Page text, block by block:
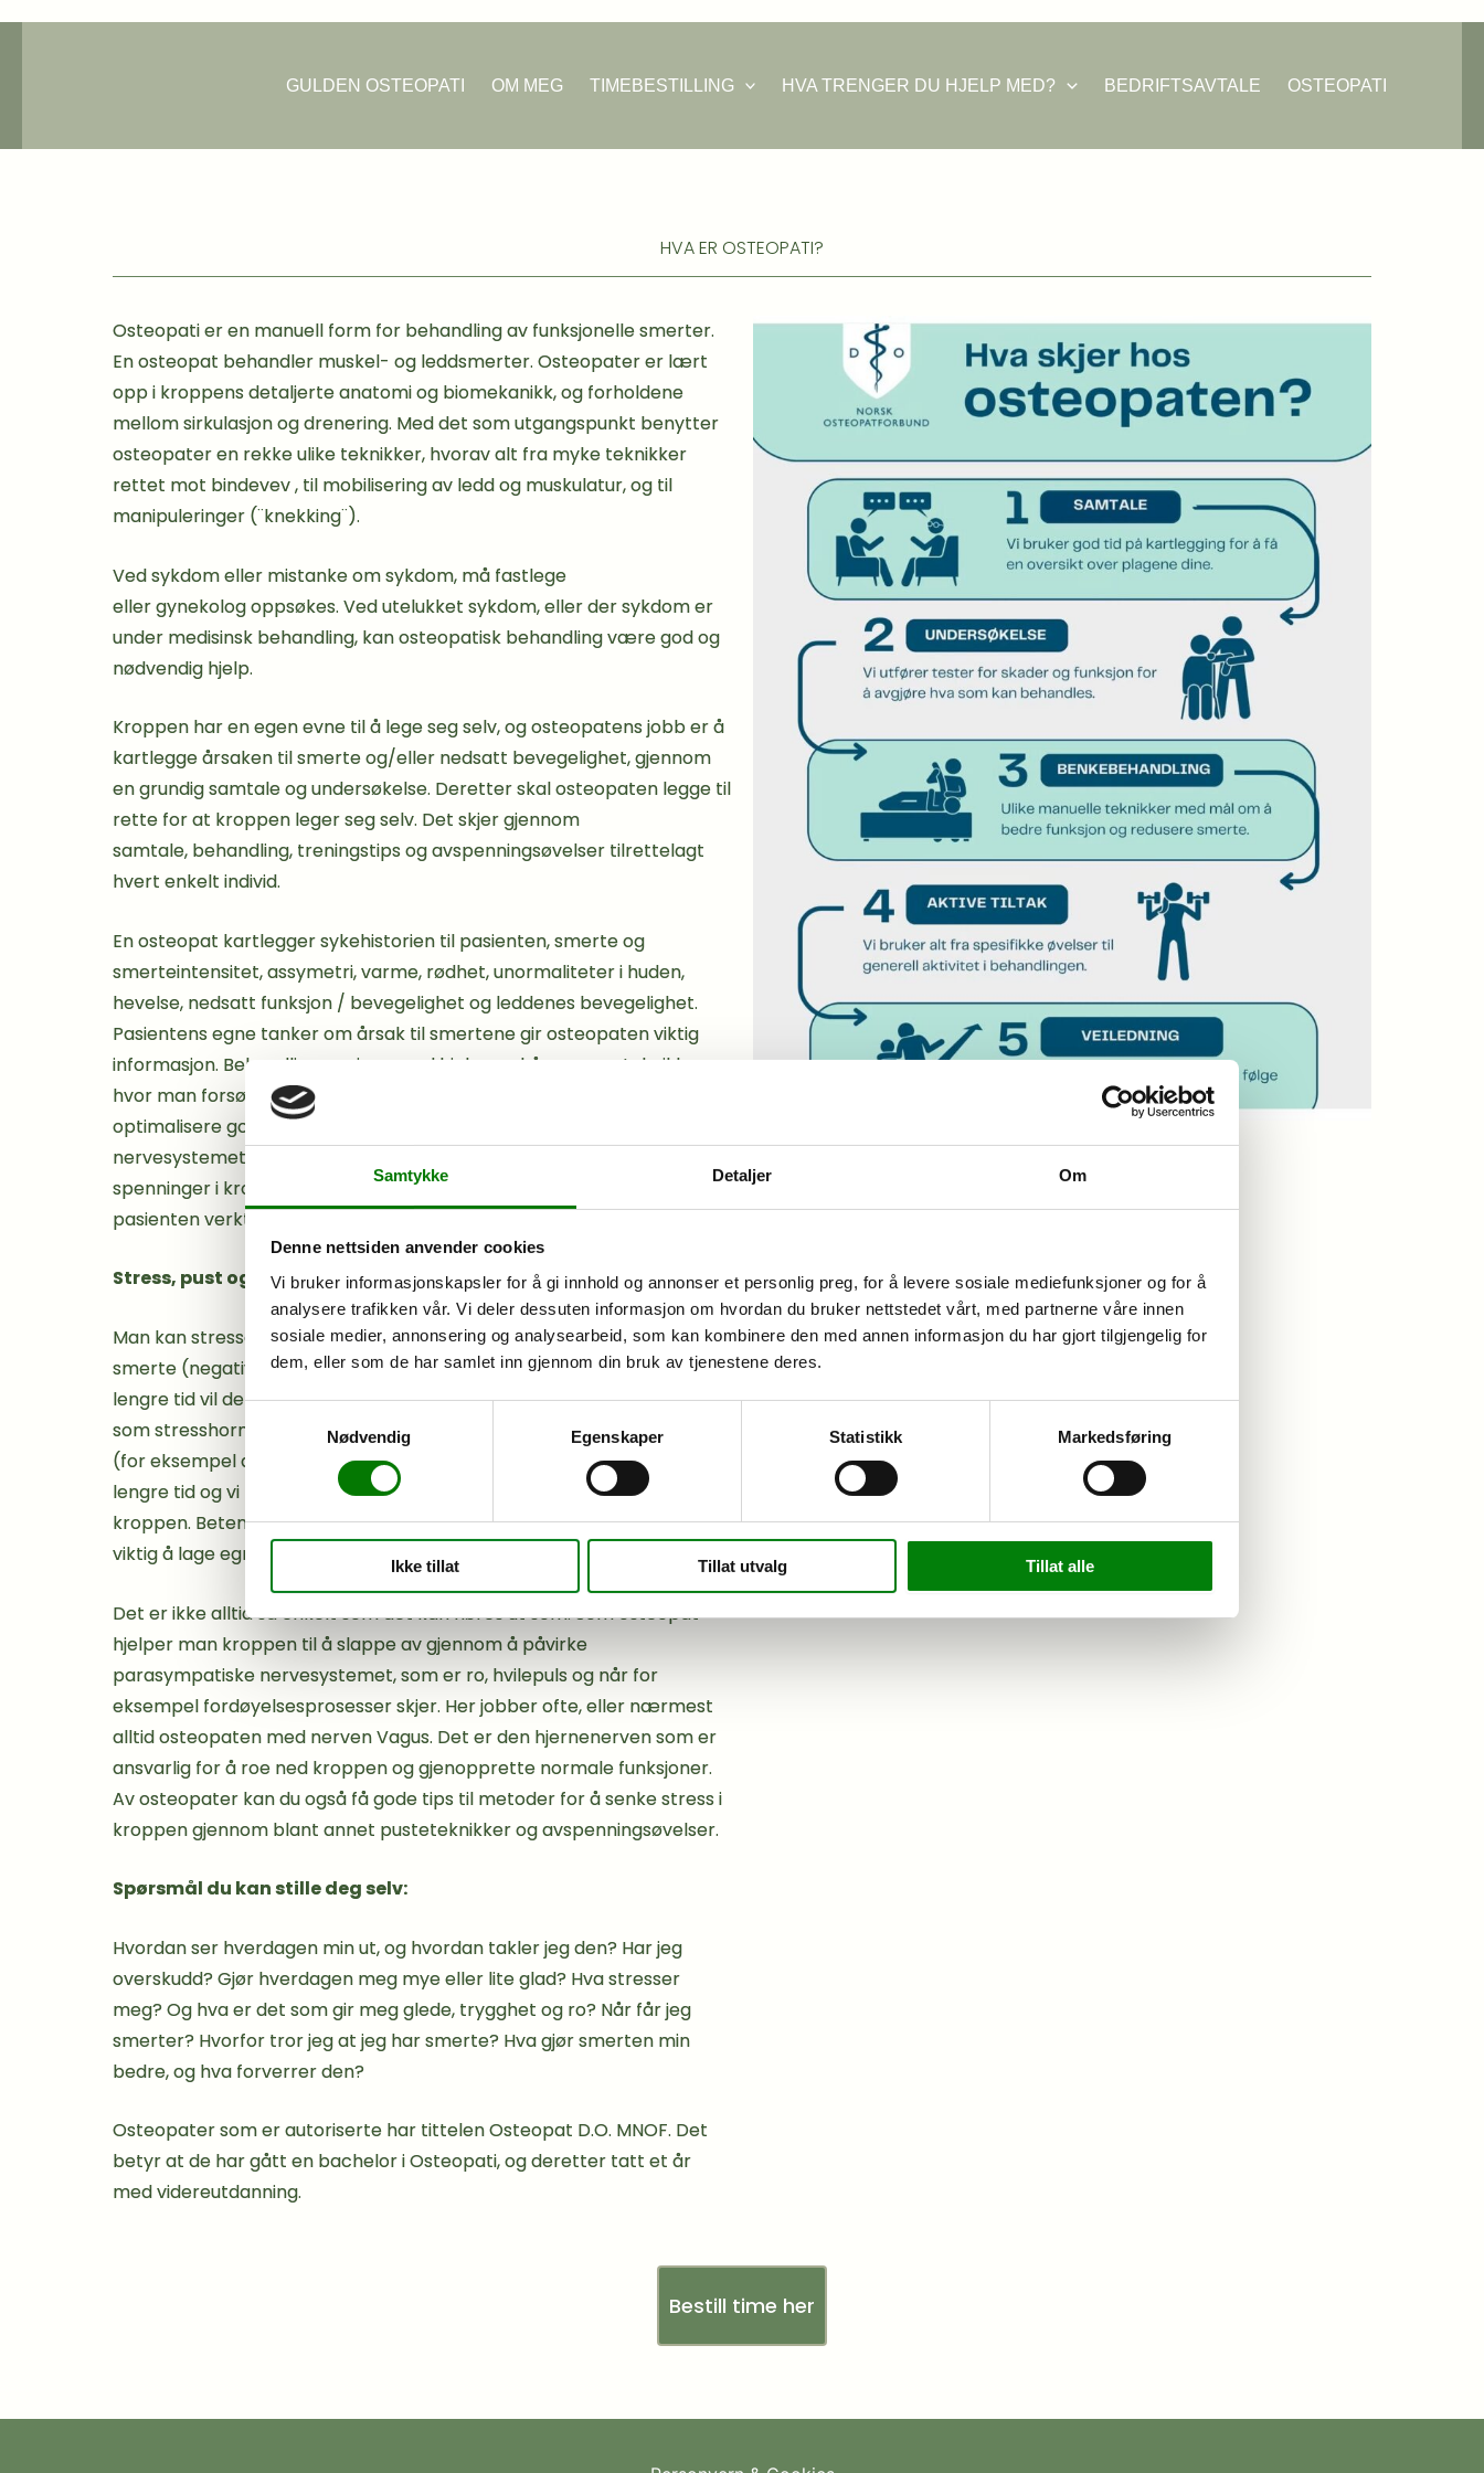
Samtykke Detaljer Om
Denne nettsiden anvender cookies
Vi bruker informasjonskapsler for å gi innhold og annonser et personlig preg, for å levere sosiale mediefunksjoner og for å
analysere trafikken vår. Vi deler dessuten informasjon om hvordan du bruker nettstedet vårt, med partnerne våre innen
sosiale medier, annonsering og analysearbeid, som kan kombinere den med annen informasjon du har gjort tilgjengelig for
dem, eller som de har samlet inn gjennom din bruk av tjenestene deres.
Nødvendig
Egenskaper Statistikk Markedsføring
Ikke tillat Tillat utvalg Tillat alle
GULDEN OSTEOPATI OM MEG TIMEBESTILLING HVA TRENGER DU HJELP MED? BEDRIFTSAVTALE OSTEOPATI
HVA ER OSTEOPATI?
Osteopati er en manuell form for behandling av funksjonelle smerter.
En osteopat behandler muskel- og leddsmerter. Osteopater er lært
opp i kroppens detaljerte anatomi og biomekanikk, og forholdene
mellom sirkulasjon og drenering. Med det som utgangspunkt benytter
osteopater en rekke ulike teknikker, hvorav alt fra myke teknikker
rettet mot bindevev , til mobilisering av ledd og muskulatur, og til
manipuleringer (¨knekking¨).
Ved sykdom eller mistanke om sykdom, må fastlege
eller gynekolog oppsøkes. Ved utelukket sykdom, eller der sykdom er
under medisinsk behandling, kan osteopatisk behandling være god og
nødvendig hjelp.
Kroppen har en egen evne til å lege seg selv, og osteopatens jobb er å
kartlegge årsaken til smerte og/eller nedsatt bevegelighet, gjennom
en grundig samtale og undersøkelse. Deretter skal osteopaten legge til
rette for at kroppen leger seg selv. Det skjer gjennom
samtale, behandling, treningstips og avspenningsøvelser tilrettelagt
hvert enkelt individ.
En osteopat kartlegger sykehistorien til pasienten, smerte og
smerteintensitet, assymetri, varme, rødhet, unormaliteter i huden,
hevelse, nedsatt funksjon / bevegelighet og leddenes bevegelighet.
Pasientens egne tanker om årsak til smertene gir osteopaten viktig
informasjon. Behandlingen gjøres ved hjelp av skånsomme teknikker,
hvor man forsøker redusere smerte og øke mobilitet gjennom å
optimalisere god sirkulasjon og drenasje, desensitivisere
nervesystemet (roe ned «flight and fight»-systemet), løsne opp i
spenninger i kroppen (øke «rest and digest»-systemet), og gi
pasienten verktøy som kan gjennomføres i det daglige.
Stress, pust og vagusnerven
Man kan stresse på seg smerte, og man kan få økt stress av å gå med
smerte (negativt stress). Når man opplever negativt stress over
lengre tid vil det skje endringer i kroppen. Hormonsystemet påvirkes,
somstresshormonet
kortisol. Det er mye positivt med dette hormonet
(for eksempel at det koagulerer blod) men når det produseres over
lengre tid og vi får for mye av det, kan det skape betennelser i
kroppen. Betennelser i kroppen gir gjerne økt smerte. Det er derfor
viktig å lage egne «av-knapper», tid til seg selv og god egenomsorg.
Det er ikke alltid så enkelt som det kan høres ut som. Som osteopat
hjelper man kroppen til å slappe av gjennom å påvirke
parasympatiske nervesystemet, som er ro, hvilepuls og når for
eksempel fordøyelsesprosesser skjer. Her jobber ofte, eller nærmest
alltid osteopaten med nerven Vagus. Det er den hjernenerven som er
ansvarlig for å roe ned kroppen og gjenopprette normale funksjoner.
Av osteopater kan du også få gode tips til metoder for å senke stress i
kroppen gjennom blant annet pusteteknikker og avspenningsøvelser.
Spørsmål du kan stille deg selv:
Hvordan ser hverdagen min ut, og hvordan takler jeg den? Har jeg
overskudd?Gjør hverdagen meg mye eller lite glad? Hva stresser
meg? Og hva er det som gir meg glede, trygghet og ro? Når får jeg
smerter? Hvorfor tror jeg at jeg har smerte? Hva gjør smerten min
bedre, og hva forverrer den?
Osteopater som er autoriserte har tittelen Osteopat D.O. MNOF. Det
betyr at de har gått en bachelor i Osteopati, og deretter tatt et år
med videreutdanning.
Bestill time her